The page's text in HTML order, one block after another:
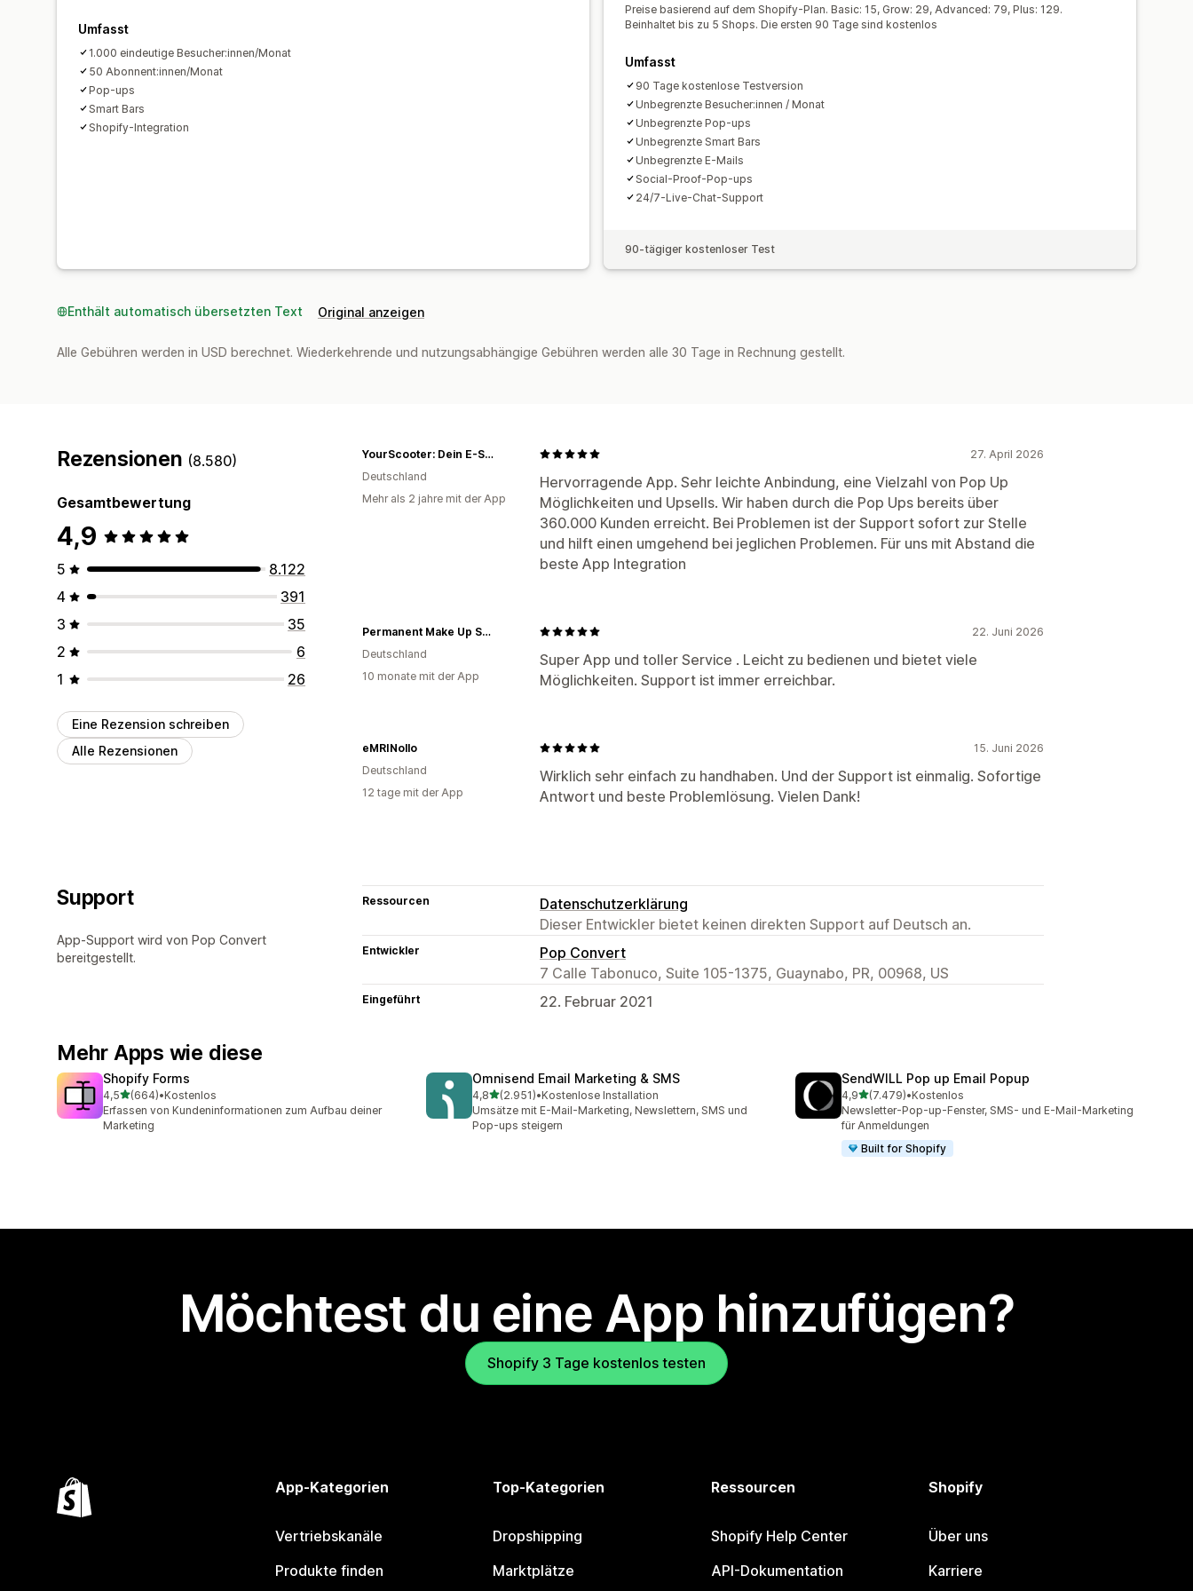
Vorlagen KI-Generierung Übersetzung Lokalisierung
Individueller Code Benutzerdefinierte Schriftarten
Import und Export
Segmentierung Tagging Tracking Berichterstattung
APIs und Webhooks
Umfasst
1.000 eindeutige Besucher:innen/Monat
50 Abonnent:innen/Monat
Pop-ups
Smart Bars
Shopify-Integration
Preise basierend auf dem Shopify-Plan. Basic: 15, Grow: 29, Advanced: 79, Plus: 129.
Beinhaltet bis zu 5 Shops. Die ersten 90 Tage sind kostenlos
Umfasst
90 Tage kostenlose Testversion
Unbegrenzte Besucher:innen / Monat
Unbegrenzte Pop-ups
Unbegrenzte Smart Bars
Unbegrenzte E-Mails
Social-Proof-Pop-ups
24/7-Live-Chat-Support
90-tägiger kostenloser Test
Enthält automatisch übersetzten Text Original anzeigen
Alle Gebühren werden in USD berechnet. Wiederkehrende und nutzungsabhängige Gebühren werden alle 30 Tage in Rechnung gestellt.
Rezensionen (8.580)
Gesamtbewertung
4,9
5
8.122
4
391
3
35
2
6
1
26
Eine Rezension schreiben
Alle Rezensionen
27. April 2026
Hervorragende App. Sehr leichte Anbindung, eine Vielzahl von Pop Up
Möglichkeiten und Upsells. Wir haben durch die Pop Ups bereits über
360.000 Kunden erreicht. Bei Problemen ist der Support sofort zur Stelle
und hilft einen umgehend bei jeglichen Problemen. Für uns mit Abstand die
beste App Integration
YourScooter: Dein E-Scooter Zubehör & Ersatzteile Shop
Deutschland
Mehr als 2 jahre mit der App
22. Juni 2026
Super App und toller Service . Leicht zu bedienen und bietet viele
Möglichkeiten. Support ist immer erreichbar.
Permanent Make Up Schulungen
Deutschland
10 monate mit der App
15. Juni 2026
Wirklich sehr einfach zu handhaben. Und der Support ist einmalig. Sofortige
Antwort und beste Problemlösung. Vielen Dank!
eMRINollo
Deutschland
12 tage mit der App
Support
App-Support wird von Pop Convert
bereitgestellt.
Ressourcen
Datenschutzerklärung
Dieser Entwickler bietet keinen direkten Support auf Deutsch an.
Entwickler
Pop Convert
7 Calle Tabonuco, Suite 105-1375, Guaynabo, PR, 00968, US
Eingeführt 22. Februar 2021
Mehr Apps wie diese
Shopify Forms
4,5von 5 Sternen
(664)
664 Rezensionen insgesamt
•Kostenlos
Erfassen von Kundeninformationen zum Aufbau deiner
Marketing
Omnisend Email Marketing & SMS
4,8von 5 Sternen
(2.951)
2951 Rezensionen insgesamt
•Kostenlose Installation
Umsätze mit E-Mail-Marketing, Newslettern, SMS und
Pop-ups steigern
SendWILL Pop up Email Popup
4,9von 5 Sternen
(7.479)
7479 Rezensionen insgesamt
•Kostenlos
Newsletter-Pop-up-Fenster, SMS- und E-Mail-Marketing
für Anmeldungen
Built for Shopify
Möchtest du eine App hinzufügen?
Shopify 3 Tage kostenlos testen
App-Kategorien
Vertriebskanäle
Produkte finden
Top-Kategorien
Dropshipping
Marktplätze
Ressourcen
Shopify Help Center
API-Dokumentation
Shopify
Über uns
Karriere